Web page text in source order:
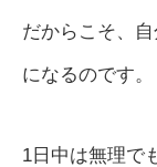
だからこそ、
になるのです。
1日中は無理で